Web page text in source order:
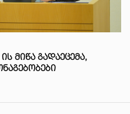
ᲛᲘᲬᲐ ᲒᲐᲓᲐᲔᲪᲔᲛᲐ,